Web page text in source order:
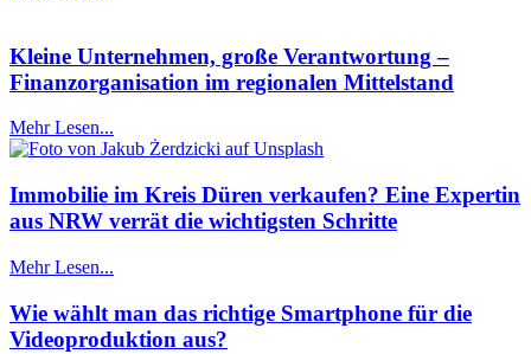
Kleine Unternehmen, große Verantwortung –
Finanzorganisation im regionalen Mittelstand
Mehr Lesen...
Immobilie im Kreis Düren verkaufen? Eine Expertin
aus NRW verrät die wichtigsten Schritte
Mehr Lesen...
Wie wählt man das richtige Smartphone für die
Videoproduktion aus?